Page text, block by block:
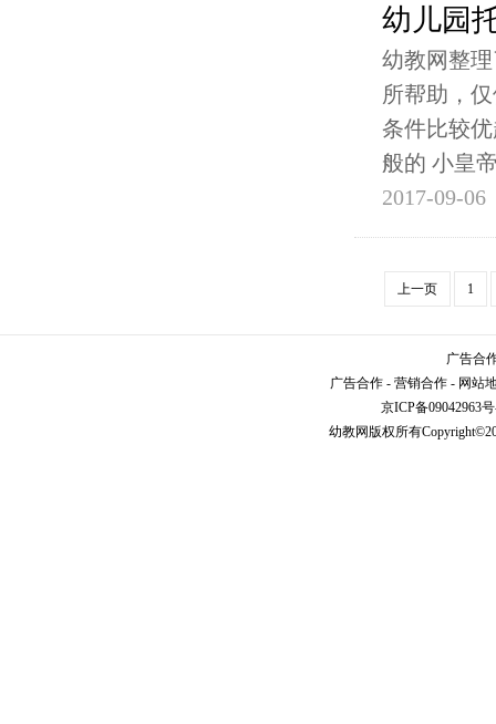
幼儿园
幼教网整
所帮助，
条件比较
般的 小皇
2017-09-06
上一页 1
广告合
广告合作 - 营销合作 - 网站
京ICP备09042963
幼教网版权所有